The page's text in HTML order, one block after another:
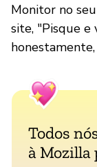
Monitor no
site, "Pisque e
Todos
à Mozilla